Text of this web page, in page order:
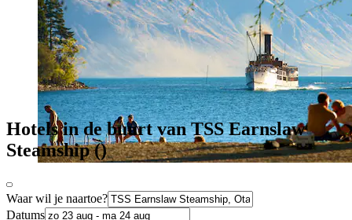
Hotels in de buurt van TSS Earnslaw
Steamship ()
Waar wil je naartoe?
Datums